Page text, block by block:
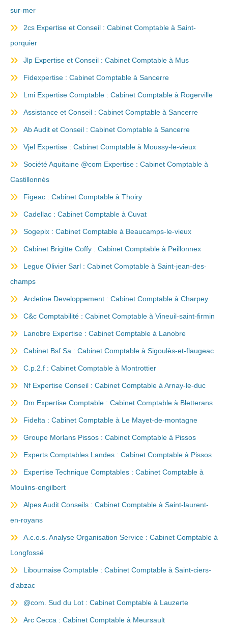
sur-mer
2cs Expertise et Conseil : Cabinet Comptable à Saint-
porquier
Jlp Expertise et Conseil : Cabinet Comptable à Mus
Fidexpertise : Cabinet Comptable à Sancerre
Lmi Expertise Comptable : Cabinet Comptable à Rogerville
Assistance et Conseil : Cabinet Comptable à Sancerre
Ab Audit et Conseil : Cabinet Comptable à Sancerre
Vjel Expertise : Cabinet Comptable à Moussy-le-vieux
Société Aquitaine @com Expertise : Cabinet Comptable à
Castillonnès
Figeac : Cabinet Comptable à Thoiry
Cadellac : Cabinet Comptable à Cuvat
Sogepix : Cabinet Comptable à Beaucamps-le-vieux
Cabinet Brigitte Coffy : Cabinet Comptable à Peillonnex
Legue Olivier Sarl : Cabinet Comptable à Saint-jean-des-
champs
Arcletine Developpement : Cabinet Comptable à Charpey
C&c Comptabilité : Cabinet Comptable à Vineuil-saint-firmin
Lanobre Expertise : Cabinet Comptable à Lanobre
Cabinet Bsf Sa : Cabinet Comptable à Sigoulès-et-flaugeac
C.p.2.f : Cabinet Comptable à Montrottier
Nf Expertise Conseil : Cabinet Comptable à Arnay-le-duc
Dm Expertise Comptable : Cabinet Comptable à Bletterans
Fidelta : Cabinet Comptable à Le Mayet-de-montagne
Groupe Morlans Pissos : Cabinet Comptable à Pissos
Experts Comptables Landes : Cabinet Comptable à Pissos
Expertise Technique Comptables : Cabinet Comptable à
Moulins-engilbert
Alpes Audit Conseils : Cabinet Comptable à Saint-laurent-
en-royans
A.c.o.s. Analyse Organisation Service : Cabinet Comptable à
Longfossé
Libournaise Comptable : Cabinet Comptable à Saint-ciers-
d'abzac
@com. Sud du Lot : Cabinet Comptable à Lauzerte
Arc Cecca : Cabinet Comptable à Meursault